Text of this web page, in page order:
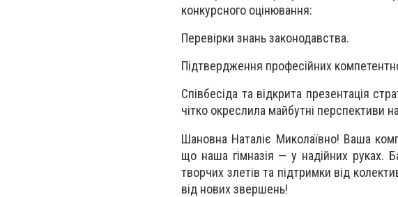
конкурсного оцінювання:
Перевірки знань законодавства.
Підтвердження професійних
Співбесіда та відкрита презентація
чітко окреслила майбутні перспективи
Шановна Наталіє Миколаївно! Ваша
що наша гімназія — у надійних руках.
творчих злетів та підтримки від
від нових звершень!